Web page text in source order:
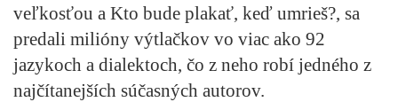
veľkosťou a Kto bude plakať, keď umrieš?, sa
predali milióny výtlačkov vo viac ako 92
jazykoch a dialektoch, čo z neho robí jedného z
najčítanejších súčasných autorov.